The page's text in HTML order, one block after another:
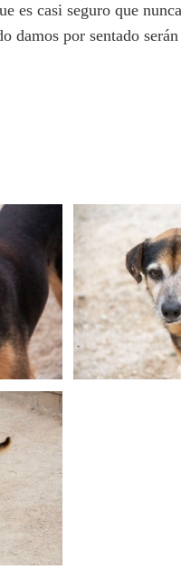
es casi seguro que
damos por sentado